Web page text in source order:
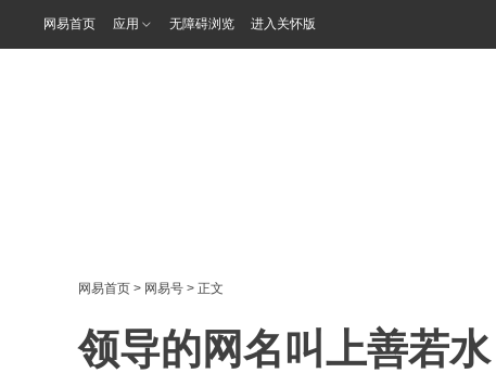
网易首页 应用 无障碍浏览 进入关怀版
网易首页 > 网易号 > 正文
领导的网名叫上善若